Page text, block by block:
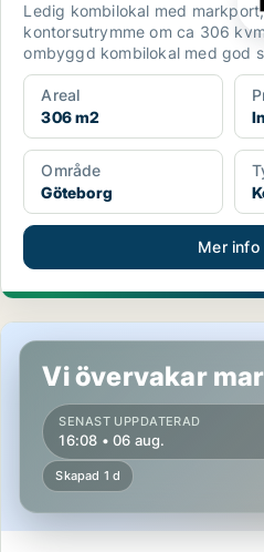
Ledig kombilokal med
kontorsutrymme om ca 306
ombyggd kombilokal med god
planlösning.Hyresvärd...
Areal
306 m2
Område
Göteborg
Mer info
Industrilokal i Göteborg
Vi övervakar
SENAST UPPDATERAD
16:08 • 06 aug.
Skapad 1 d